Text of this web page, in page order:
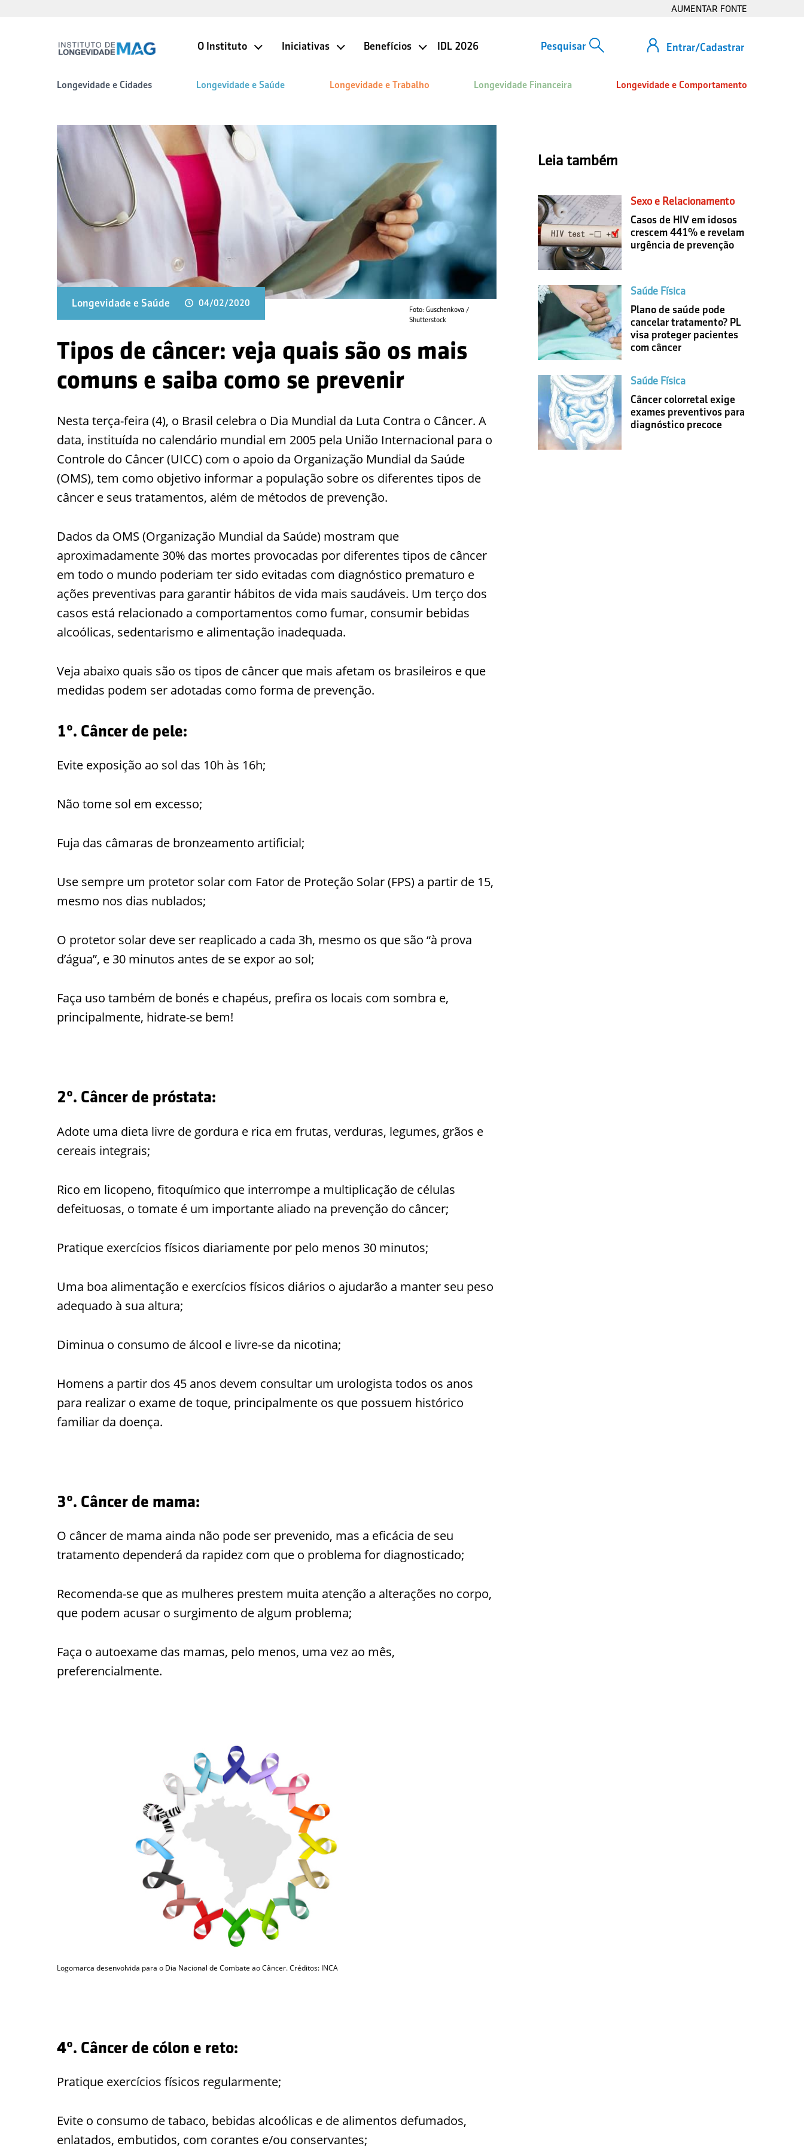
AUMENTAR FONTE
Entrar/Cadastrar
O Instituto Iniciativas Benefícios IDL 2026
Longevidade e Cidades Longevidade e Saúde Longevidade e Trabalho Longevidade Financeira Longevidade e Comportamento
Foto: Guschenkova /
Shutterstock
Longevidade e Saúde 04/02/2020
Tipos de câncer: veja quais são os mais
comuns e saiba como se prevenir
Nesta terça-feira (4), o Brasil celebra o Dia Mundial da Luta Contra o Câncer. A
data, instituída no calendário mundial em 2005 pela União Internacional para o
Controle do Câncer (UICC) com o apoio da Organização Mundial da Saúde
(OMS), tem como objetivo informar a população sobre os diferentes tipos de
câncer e seus tratamentos, além de métodos de prevenção.
Dados da OMS (Organização Mundial da Saúde) mostram que
aproximadamente 30% das mortes provocadas por diferentes tipos de câncer
em todo o mundo poderiam ter sido evitadas com diagnóstico prematuro e
ações preventivas para garantir hábitos de vida mais saudáveis. Um terço dos
casos está relacionado a comportamentos como fumar, consumir bebidas
alcoólicas, sedentarismo e alimentação inadequada.
Veja abaixo quais são os tipos de câncer que mais afetam os brasileiros e que
medidas podem ser adotadas como forma de prevenção.
1º. Câncer de pele:
Evite exposição ao sol das 10h às 16h;
Não tome sol em excesso;
Fuja das câmaras de bronzeamento artificial;
Use sempre um protetor solar com Fator de Proteção Solar (FPS) a partir de 15,
mesmo nos dias nublados;
O protetor solar deve ser reaplicado a cada 3h, mesmo os que são “à prova
d’água”, e 30 minutos antes de se expor ao sol;
Faça uso também de bonés e chapéus, prefira os locais com sombra e,
principalmente, hidrate-se bem!
2º. Câncer de próstata:
Adote uma dieta livre de gordura e rica em frutas, verduras, legumes, grãos e
cereais integrais;
Rico em licopeno, fitoquímico que interrompe a multiplicação de células
defeituosas, o tomate é um importante aliado na prevenção do câncer;
Pratique exercícios físicos diariamente por pelo menos 30 minutos;
Uma boa alimentação e exercícios físicos diários o ajudarão a manter seu peso
adequado à sua altura;
Diminua o consumo de álcool e livre-se da nicotina;
Homens a partir dos 45 anos devem consultar um urologista todos os anos
para realizar o exame de toque, principalmente os que possuem histórico
familiar da doença.
3º. Câncer de mama:
O câncer de mama ainda não pode ser prevenido, mas a eficácia de seu
tratamento dependerá da rapidez com que o problema for diagnosticado;
Recomenda-se que as mulheres prestem muita atenção a alterações no corpo,
que podem acusar o surgimento de algum problema;
Faça o autoexame das mamas, pelo menos, uma vez ao mês,
preferencialmente.
Logomarca desenvolvida para o Dia Nacional de Combate ao Câncer. Créditos: INCA
4º. Câncer de cólon e reto:
Pratique exercícios físicos regularmente;
Evite o consumo de tabaco, bebidas alcoólicas e de alimentos defumados,
enlatados, embutidos, com corantes e/ou conservantes;
Leia também
Sexo e Relacionamento
Casos de HIV em idosos
crescem 441% e revelam
urgência de prevenção
Saúde Física
Plano de saúde pode
cancelar tratamento? PL
visa proteger pacientes
com câncer
Saúde Física
Câncer colorretal exige
exames preventivos para
diagnóstico precoce